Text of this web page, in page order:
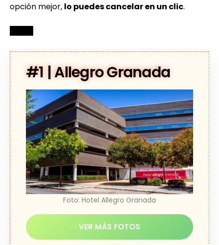
opción mejor, lo puedes cancelar en un clic.
#1 | Allegro Granada
Foto: Hotel Allegro Granada
VER MÁS FOTOS